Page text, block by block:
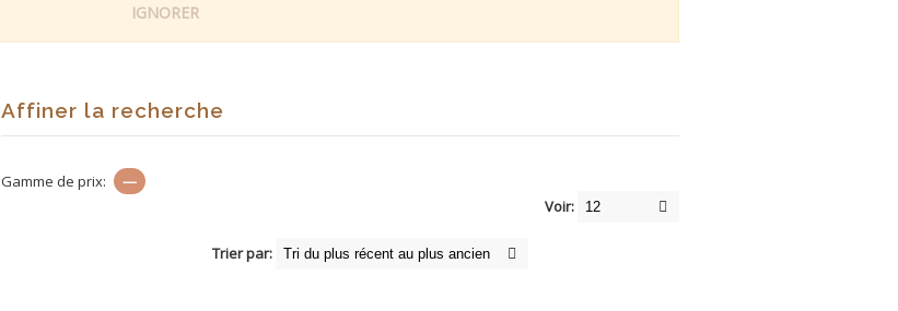
IGNORER
Affiner la recherche
Gamme de prix:
—
Voir:
Trier par: